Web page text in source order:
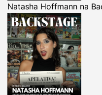
Natasha Hoffmann na